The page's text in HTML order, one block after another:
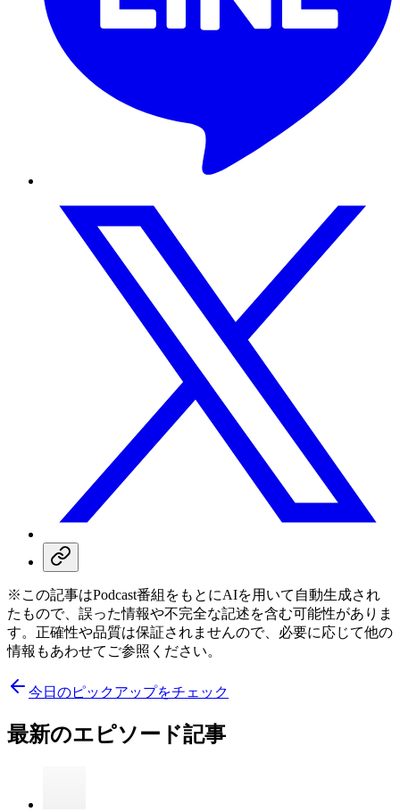
※この記事はPodcast番組をもとにAIを用いて自動生成され
たもので、誤った情報や不完全な記述を含む可能性がありま
す。正確性や品質は保証されませんので、必要に応じて他の
情報もあわせてご参照ください。
今日のピックアップをチェック
最新のエピソード記事